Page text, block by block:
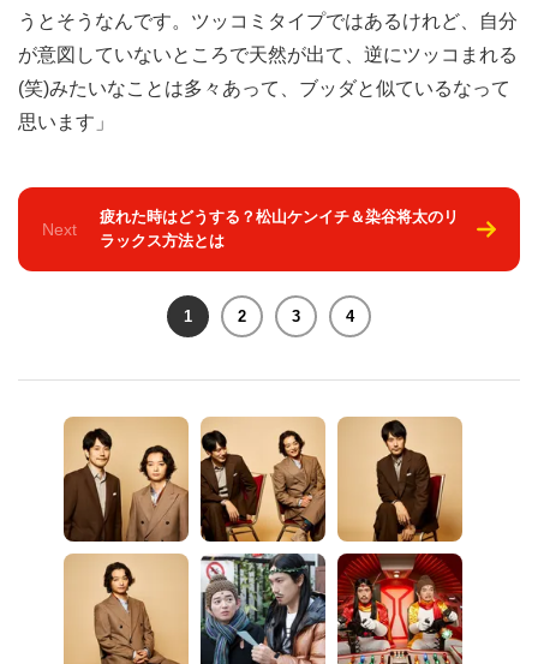
うとそうなんです。ツッコミタイプではあるけれど、自分
が意図していないところで天然が出て、逆にツッコまれる
(笑)みたいなことは多々あって、ブッダと似ているなって
思います」
Next
疲れた時はどうする？松山ケンイチ＆染谷将太のリ
ラックス方法とは
1 2 3 4